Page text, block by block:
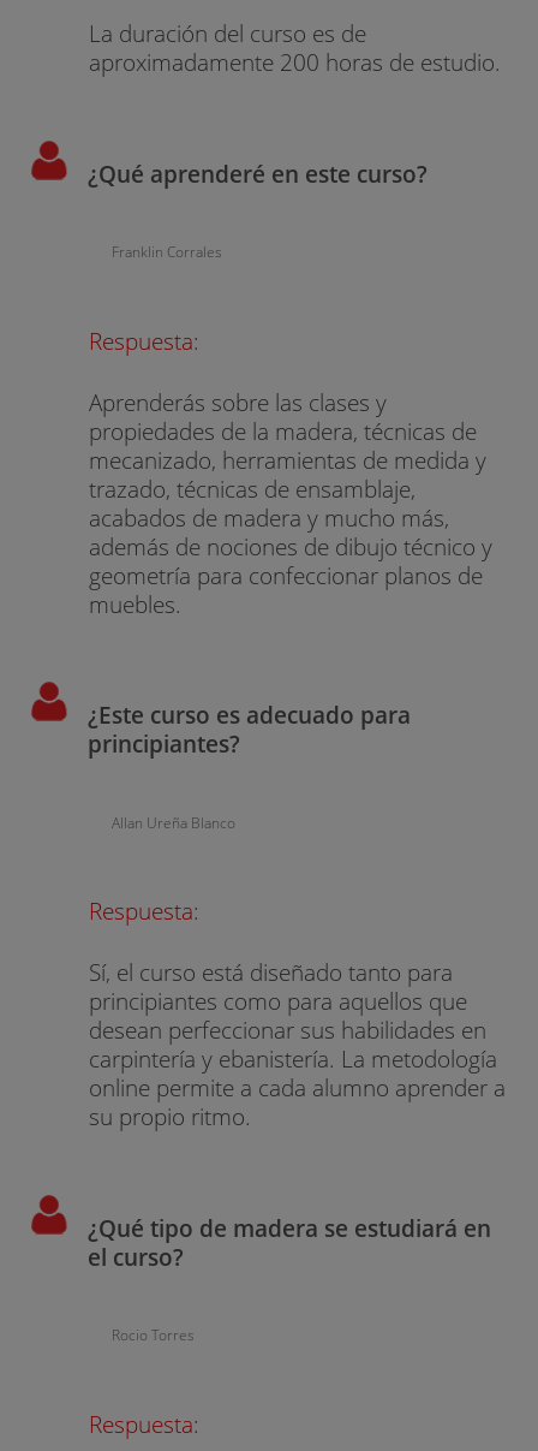
La duración del curso es de
aproximadamente 200 horas de estudio.
¿Qué aprenderé en este curso?
Franklin Corrales
Respuesta:
Aprenderás sobre las clases y
propiedades de la madera, técnicas de
mecanizado, herramientas de medida y
trazado, técnicas de ensamblaje,
acabados de madera y mucho más,
además de nociones de dibujo técnico y
geometría para confeccionar planos de
muebles.
¿Este curso es adecuado para
principiantes?
Allan Ureña Blanco
Respuesta:
Sí, el curso está diseñado tanto para
principiantes como para aquellos que
desean perfeccionar sus habilidades en
carpintería y ebanistería. La metodología
online permite a cada alumno aprender a
su propio ritmo.
¿Qué tipo de madera se estudiará en
el curso?
Rocio Torres
Respuesta: